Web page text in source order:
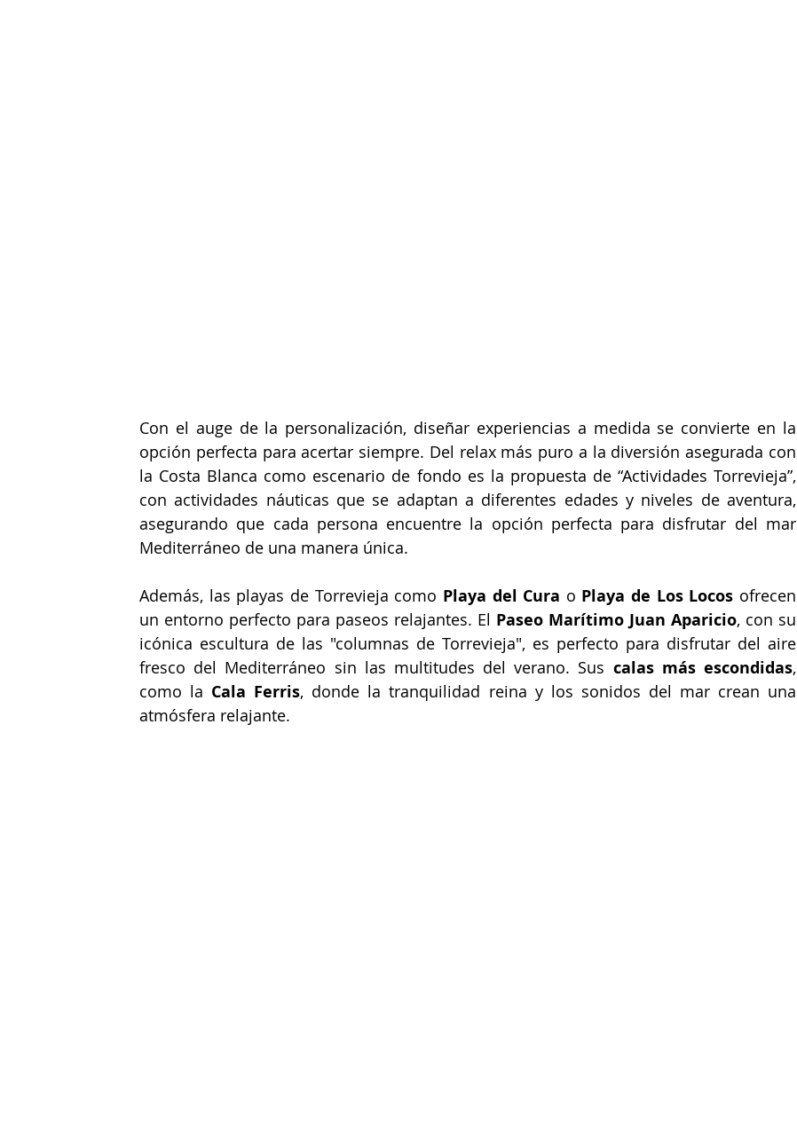
Con el auge de la personalización, diseñar experiencias a medida se convierte en la
opción perfecta para acertar siempre. Del relax más puro a la diversión asegurada con
la Costa Blanca como escenario de fondo es la propuesta de “Actividades Torrevieja”,
con actividades náuticas que se adaptan a diferentes edades y niveles de aventura,
asegurando que cada persona encuentre la opción perfecta para disfrutar del mar
Mediterráneo de una manera única.
Además, las playas de Torrevieja como Playa del Cura o Playa de Los Locos ofrecen
un entorno perfecto para paseos relajantes. El Paseo Marítimo Juan Aparicio, con su
icónica escultura de las "columnas de Torrevieja", es perfecto para disfrutar del aire
fresco del Mediterráneo sin las multitudes del verano. Sus calas más escondidas,
como la Cala Ferris, donde la tranquilidad reina y los sonidos del mar crean una
atmósfera relajante.